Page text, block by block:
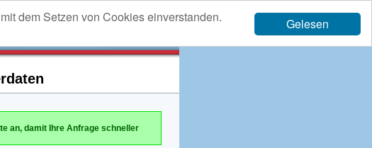
Gelesen
dem Setzen von Cookies einverstanden.
an, damit Ihre Anfrage schneller